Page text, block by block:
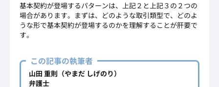
基本契約が登場するパターンは、上記２と上記３の２つの
場合があります。まずは、どのような取引類型で、どのよ
うな形で基本契約が登場するのかを理解することが肝要で
す。
この記事の執筆者
山田 重則（やまだ しげのり）
弁護士